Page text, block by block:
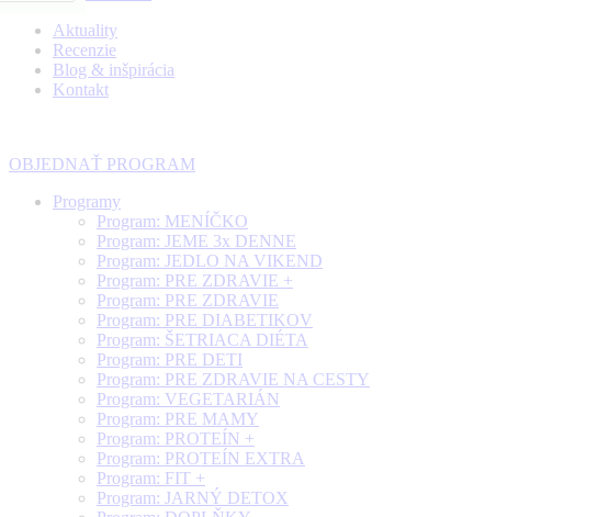
Aktuality
Recenzie
Blog & inšpirácia
Kontakt
OBJEDNAŤ PROGRAM
Programy
Program: MENÍČKO
Program: JEME 3x DENNE
Program: JEDLO NA VIKEND
Program: PRE ZDRAVIE +
Program: PRE ZDRAVIE
Program: PRE DIABETIKOV
Program: ŠETRIACA DIÉTA
Program: PRE DETI
Program: PRE ZDRAVIE NA CESTY
Program: VEGETARIÁN
Program: PRE MAMY
Program: PROTEÍN +
Program: PROTEÍN EXTRA
Program: FIT +
Program: JARNÝ DETOX